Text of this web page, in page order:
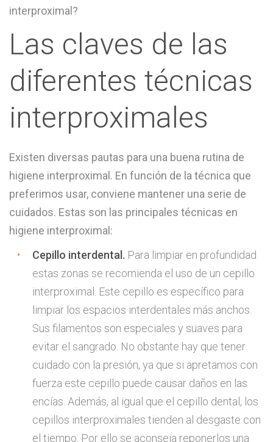
interproximal?
Las claves de las
diferentes técnicas
interproximales
Existen diversas pautas para una buena rutina de
higiene interproximal. En función de la técnica que
preferimos usar, conviene mantener una serie de
cuidados. Estas son las principales técnicas en
higiene interproximal:
Cepillo interdental. Para limpiar en profundidad
estas zonas se recomienda el uso de un cepillo
interproximal. Este cepillo es específico para
limpiar los espacios interdentales más anchos.
Sus filamentos son especiales y suaves para
evitar el sangrado. No obstante hay que tener
cuidado con la presión, ya que si apretamos con
fuerza este cepillo puede causar daños en las
encías. Además, al igual que el cepillo dental, los
cepillos interproximales tienden al desgaste con
el tiempo. Por ello se aconseja reponerlos una